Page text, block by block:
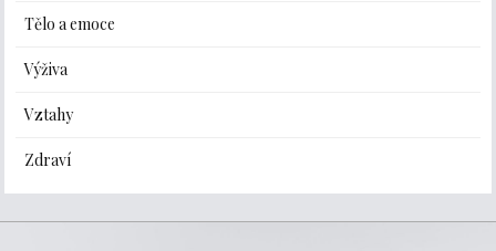
Tělo a emoce
Výživa
Vztahy
Zdraví